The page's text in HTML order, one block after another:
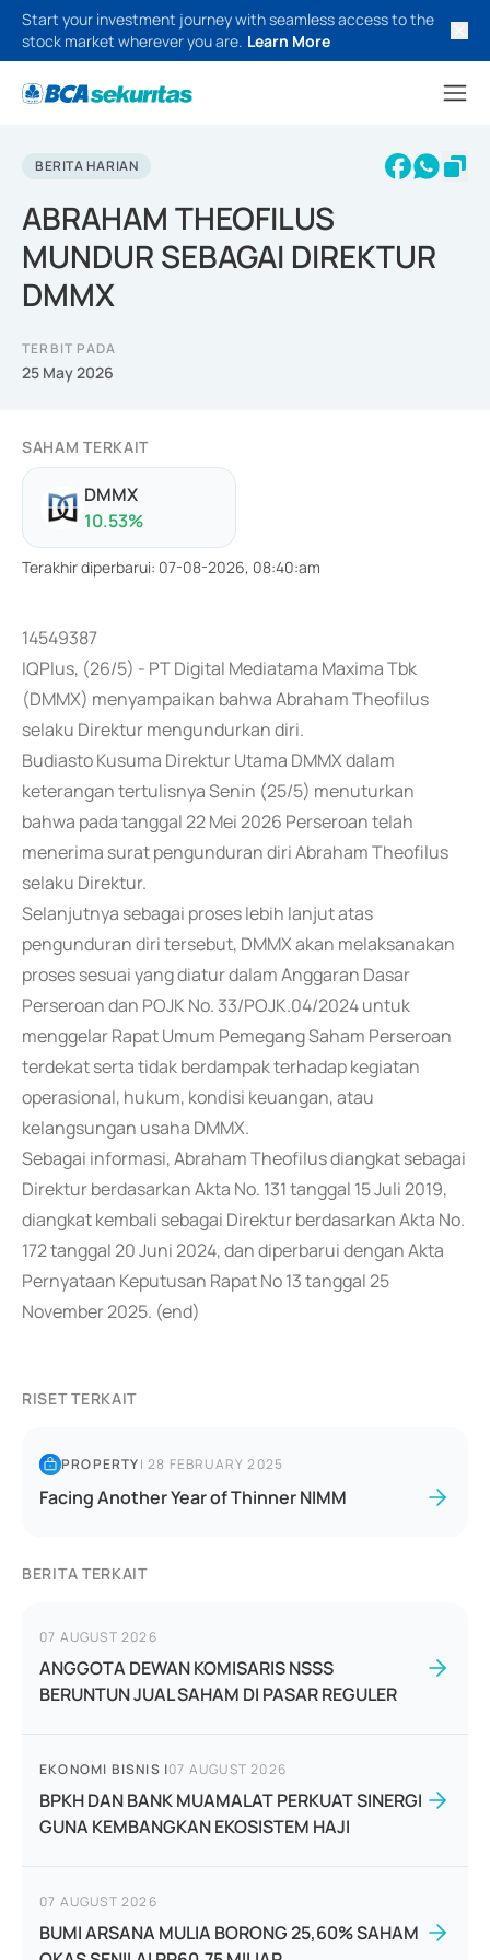
Start your investment journey with seamless access to the
stock market wherever you are. Learn More
BERITA HARIAN
ABRAHAM THEOFILUS
MUNDUR SEBAGAI DIREKTUR
DMMX
TERBIT PADA
25 May 2026
SAHAM TERKAIT
DMMX
10.53%
Terakhir diperbarui: 07-08-2026, 08:40:am
14549387
IQPlus, (26/5) - PT Digital Mediatama Maxima Tbk
(DMMX) menyampaikan bahwa Abraham Theofilus
selaku Direktur mengundurkan diri.
Budiasto Kusuma Direktur Utama DMMX dalam
keterangan tertulisnya Senin (25/5) menuturkan
bahwa pada tanggal 22 Mei 2026 Perseroan telah
menerima surat pengunduran diri Abraham Theofilus
selaku Direktur.
Selanjutnya sebagai proses lebih lanjut atas
pengunduran diri tersebut, DMMX akan melaksanakan
proses sesuai yang diatur dalam Anggaran Dasar
Perseroan dan POJK No. 33/POJK.04/2024 untuk
menggelar Rapat Umum Pemegang Saham Perseroan
terdekat serta tidak berdampak terhadap kegiatan
operasional, hukum, kondisi keuangan, atau
kelangsungan usaha DMMX.
Sebagai informasi, Abraham Theofilus diangkat sebagai
Direktur berdasarkan Akta No. 131 tanggal 15 Juli 2019,
diangkat kembali sebagai Direktur berdasarkan Akta No.
172 tanggal 20 Juni 2024, dan diperbarui dengan Akta
Pernyataan Keputusan Rapat No 13 tanggal 25
November 2025. (end)
RISET TERKAIT
PROPERTY|28 FEBRUARY 2025
Facing Another Year of Thinner NIMM
BERITA TERKAIT
07 AUGUST 2026
ANGGOTA DEWAN KOMISARIS NSSS
BERUNTUN JUAL SAHAM DI PASAR REGULER
EKONOMI BISNIS |07 AUGUST 2026
BPKH DAN BANK MUAMALAT PERKUAT SINERGI
GUNA KEMBANGKAN EKOSISTEM HAJI
07 AUGUST 2026
BUMI ARSANA MULIA BORONG 25,60% SAHAM